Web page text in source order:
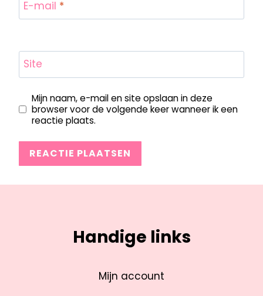
E-mail *
Site
Mijn naam, e-mail en site opslaan in deze
browser voor de volgende keer wanneer ik een
reactie plaats.
Handige links
Mijn account